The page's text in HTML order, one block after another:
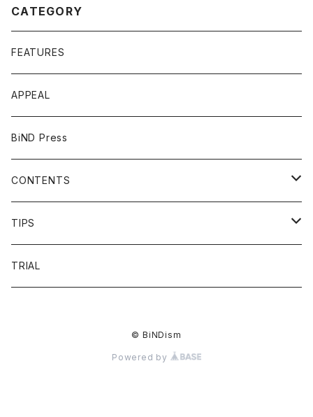
CATEGORY
FEATURES
APPEAL
BiND Press
CONTENTS
OVERVIEW
FAQ
TIPS
HEADING
TRIAL
© BiNDism
Powered by